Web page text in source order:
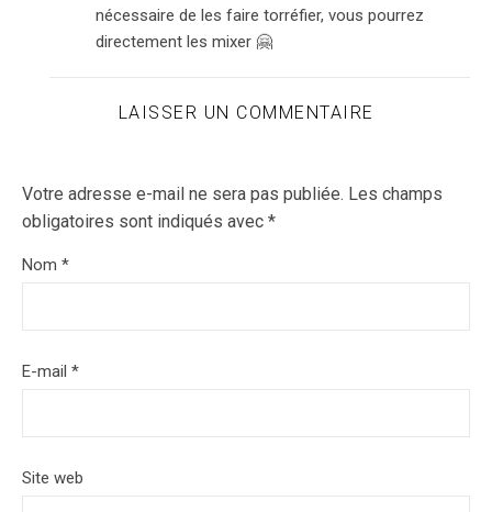
nécessaire de les faire torréfier, vous pourrez
directement les mixer 🤗
LAISSER UN COMMENTAIRE
Votre adresse e-mail ne sera pas publiée. Les champs
obligatoires sont indiqués avec *
Nom *
E-mail *
Site web